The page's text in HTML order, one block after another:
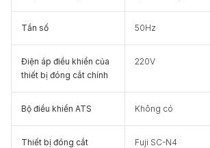
Tần số 50Hz
Điện áp điều khiển của
thiết bị đóng cắt chính
220V
Bộ điều khiển ATS Không có
Thiết bị đóng cắt Fuji SC-N4